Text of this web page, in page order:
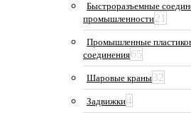
Быстроразъемные
промышленности21
Промышленные
соединения65
Шаровые краны32
Задвижки4